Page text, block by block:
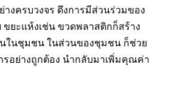
างครบวงจร ดึงการมีส่วนร่วมของ
ยะแห้งเช่น ขวดพลาสติกก็สร้าง
ในชุมชน ในส่วนของชุมชน ก็ช่วย
อย่างถูกต้อง นำกลับมาเพิ่มคุณค่า